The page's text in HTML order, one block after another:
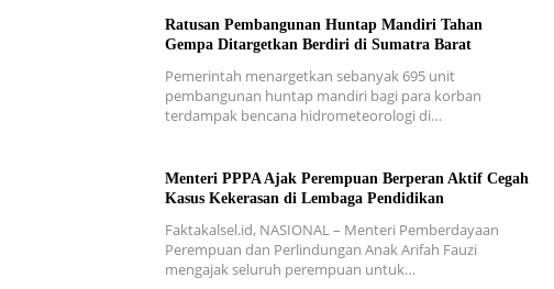
Ratusan Pembangunan Huntap Mandiri Tahan
Gempa Ditargetkan Berdiri di Sumatra Barat
Pemerintah menargetkan sebanyak 695 unit
pembangunan huntap mandiri bagi para korban
terdampak bencana hidrometeorologi di…
Menteri PPPA Ajak Perempuan Berperan Aktif Cegah
Kasus Kekerasan di Lembaga Pendidikan
Faktakalsel.id, NASIONAL – Menteri Pemberdayaan
Perempuan dan Perlindungan Anak Arifah Fauzi
mengajak seluruh perempuan untuk…